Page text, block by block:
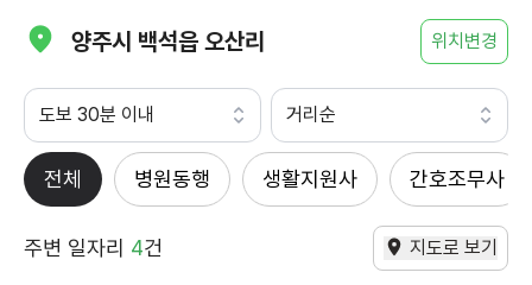
양주시 백석읍 오산리 위치변경
도보 30분 이내 거리순
전체 병원동행 생활지원사 간호조무사
주변 일자리 4건 지도로 보기